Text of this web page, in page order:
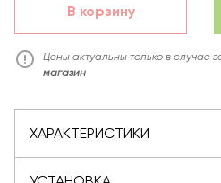
В корзину
Цены актуальны только в случае
магазин
ХАРАКТЕРИСТИКИ